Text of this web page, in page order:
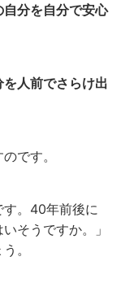
分を自分で安心
人前でさらけ出
です。
。40年前後に
そうですか。」
。